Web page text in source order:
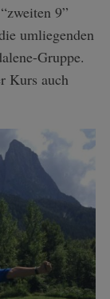
9”
umliegenden
Gruppe.
Kurs auch